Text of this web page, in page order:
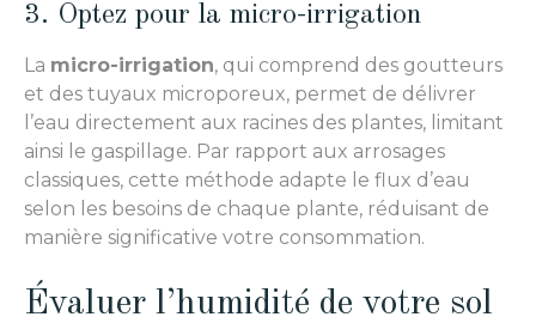
3. Optez pour la micro-irrigation
La micro-irrigation, qui comprend des goutteurs
et des tuyaux microporeux, permet de délivrer
l’eau directement aux racines des plantes, limitant
ainsi le gaspillage. Par rapport aux arrosages
classiques, cette méthode adapte le flux d’eau
selon les besoins de chaque plante, réduisant de
manière significative votre consommation.
Évaluer l’humidité de votre sol